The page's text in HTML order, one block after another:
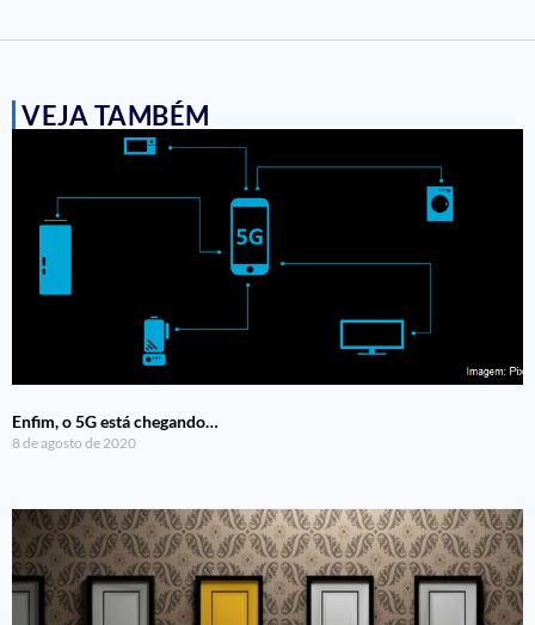
VEJA TAMBÉM
Enfim, o 5G está chegando…
8 de agosto de 2020